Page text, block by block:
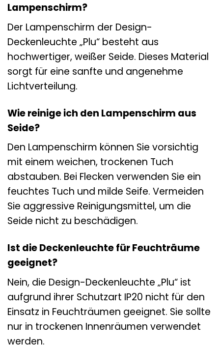
Lampenschirm?
Der Lampenschirm der Design-
Deckenleuchte „Plu“ besteht aus
hochwertiger, weißer Seide. Dieses Material
sorgt für eine sanfte und angenehme
Lichtverteilung.
Wie reinige ich den Lampenschirm aus
Seide?
Den Lampenschirm können Sie vorsichtig
mit einem weichen, trockenen Tuch
abstauben. Bei Flecken verwenden Sie ein
feuchtes Tuch und milde Seife. Vermeiden
Sie aggressive Reinigungsmittel, um die
Seide nicht zu beschädigen.
Ist die Deckenleuchte für Feuchträume
geeignet?
Nein, die Design-Deckenleuchte „Plu“ ist
aufgrund ihrer Schutzart IP20 nicht für den
Einsatz in Feuchträumen geeignet. Sie sollte
nur in trockenen Innenräumen verwendet
werden.